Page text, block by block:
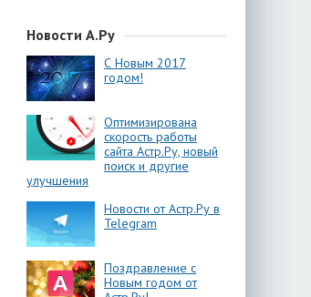
Новости А.Ру
С Новым 2017
годом!
Оптимизирована
скорость работы
сайта Астр.Ру, новый
поиск и другие
улучшения
Новости от Астр.Ру в
Telegram
Поздравление с
Новым годом от